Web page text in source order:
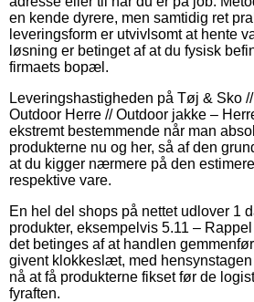
en kende dyrere, men samtidig ret
leveringsform er utvivlsomt at hente
løsning er betinget af at du fysisk
firmaets bopæl.
Leveringshastigheden på Tøj & Sko
Outdoor Herre // Outdoor jakke –
ekstremt bestemmende når man
produkterne nu og her, så af den
at du kigger nærmere på den
respektive vare.
En hel del shops på nettet udlover 1
produkter, eksempelvis 5.11 –
det betinges af at handlen
givent klokkeslæt, med
nå at få produkterne fikset før de
fyraften.